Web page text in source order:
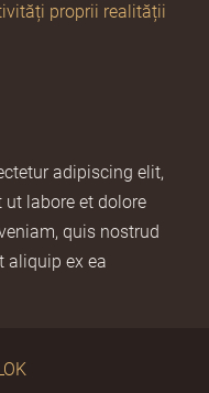
proprii realității
adipiscing elit,
labore et dolore
quis nostrud
aliquip ex ea